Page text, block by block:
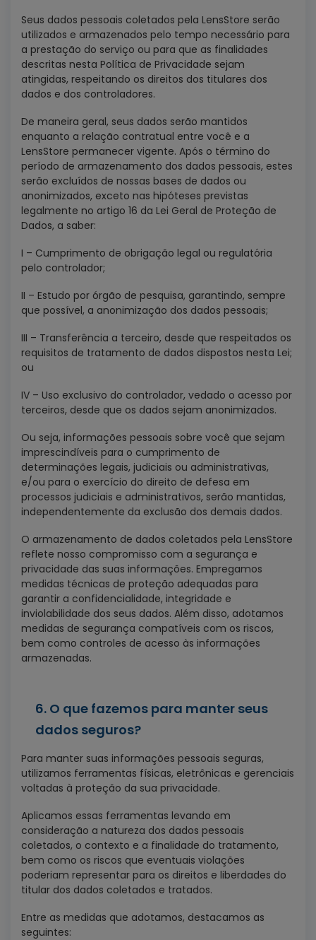
Seus dados pessoais coletados pela LensStore serão
utilizados e armazenados pelo tempo necessário para
a prestação do serviço ou para que as finalidades
descritas nesta Política de Privacidade sejam
atingidas, respeitando os direitos dos titulares dos
dados e dos controladores.
De maneira geral, seus dados serão mantidos
enquanto a relação contratual entre você e a
LensStore permanecer vigente. Após o término do
período de armazenamento dos dados pessoais, estes
serão excluídos de nossas bases de dados ou
anonimizados, exceto nas hipóteses previstas
legalmente no artigo 16 da Lei Geral de Proteção de
Dados, a saber:
I – Cumprimento de obrigação legal ou regulatória
pelo controlador;
II – Estudo por órgão de pesquisa, garantindo, sempre
que possível, a anonimização dos dados pessoais;
III – Transferência a terceiro, desde que respeitados os
requisitos de tratamento de dados dispostos nesta Lei;
ou
IV – Uso exclusivo do controlador, vedado o acesso por
terceiros, desde que os dados sejam anonimizados.
Ou seja, informações pessoais sobre você que sejam
imprescindíveis para o cumprimento de
determinações legais, judiciais ou administrativas,
e/ou para o exercício do direito de defesa em
processos judiciais e administrativos, serão mantidas,
independentemente da exclusão dos demais dados.
O armazenamento de dados coletados pela LensStore
reflete nosso compromisso com a segurança e
privacidade das suas informações. Empregamos
medidas técnicas de proteção adequadas para
garantir a confidencialidade, integridade e
inviolabilidade dos seus dados. Além disso, adotamos
medidas de segurança compatíveis com os riscos,
bem como controles de acesso às informações
armazenadas.
6. O que fazemos para manter seus
dados seguros?
Para manter suas informações pessoais seguras,
utilizamos ferramentas físicas, eletrônicas e gerenciais
voltadas à proteção da sua privacidade.
Aplicamos essas ferramentas levando em
consideração a natureza dos dados pessoais
coletados, o contexto e a finalidade do tratamento,
bem como os riscos que eventuais violações
poderiam representar para os direitos e liberdades do
titular dos dados coletados e tratados.
Entre as medidas que adotamos, destacamos as
seguintes: